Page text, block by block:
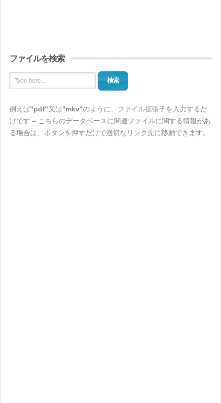
ファイルを検索
検索
例えば"pdf"又は"mkv"のように、ファイル拡張子を入力するだ
けです – こちらのデータベースに関連ファイルに関する情報があ
る場合は、ボタンを押すだけで適切なリンク先に移動できます。